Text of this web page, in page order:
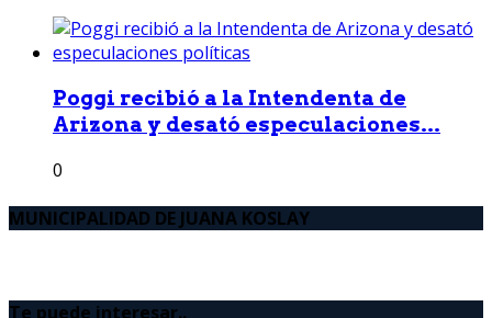
Poggi recibió a la Intendenta de
Arizona y desató especulaciones...
0
MUNICIPALIDAD DE JUANA KOSLAY
Te puede interesar..